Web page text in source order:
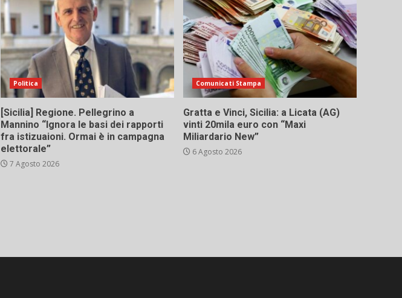
Politica
[Sicilia] Regione. Pellegrino a
Mannino “Ignora le basi dei rapporti
fra istizuaioni. Ormai è in campagna
elettorale”
7 Agosto 2026
Comunicati Stampa
Gratta e Vinci, Sicilia: a Licata (AG)
vinti 20mila euro con “Maxi
Miliardario New”
6 Agosto 2026